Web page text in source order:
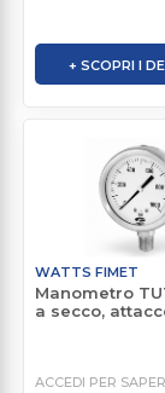
+ SCOPRI I
WATTS FIMET
Manometro
a secco,
ACCEDI PER